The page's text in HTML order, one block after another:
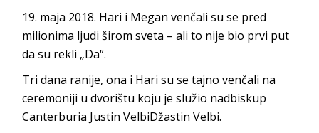
19. maja 2018. Hari i Megan venčali su se pred
milionima ljudi širom sveta – ali to nije bio prvi put
da su rekli „Da“.
Tri dana ranije, ona i Hari su se tajno venčali na
ceremoniji u dvorištu koju je služio nadbiskup
Canterburia Justin VelbiDžastin Velbi.